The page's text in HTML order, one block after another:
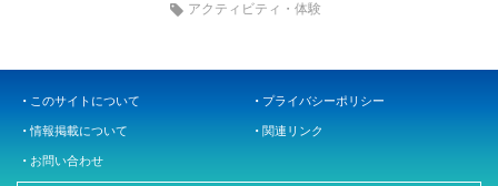
アクティビティ・体験
このサイトについて プライバシーポリシー
情報掲載について 関連リンク
お問い合わせ